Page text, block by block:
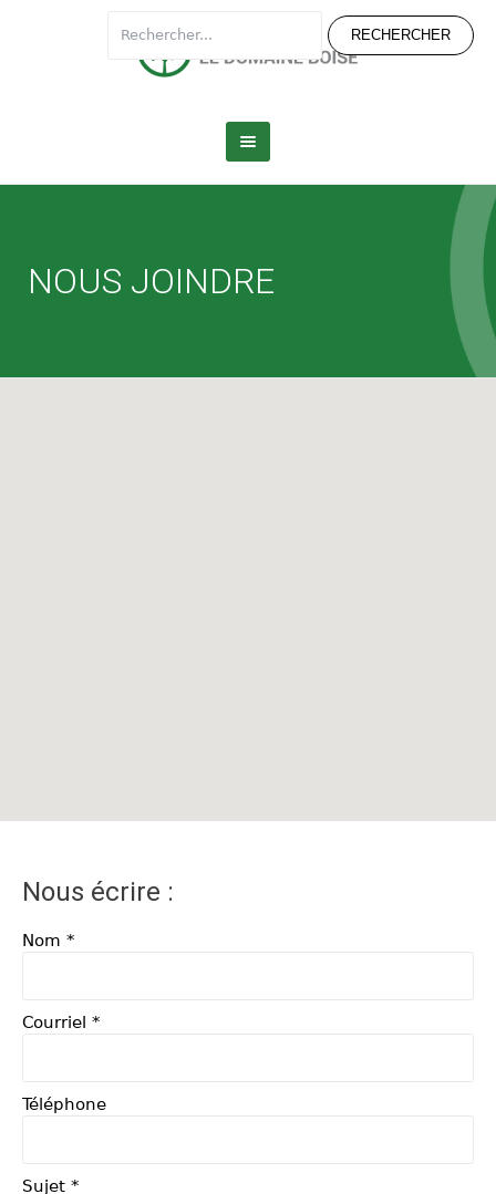
NOUS JOINDRE
Nous écrire :
Nom*
Courriel*
Téléphone
Sujet*